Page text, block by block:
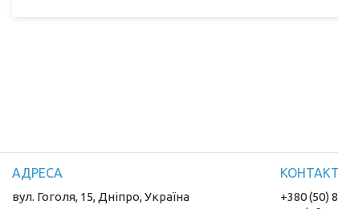
вул. Гоголя, 15, Дніпро, Україна
+380 (50)